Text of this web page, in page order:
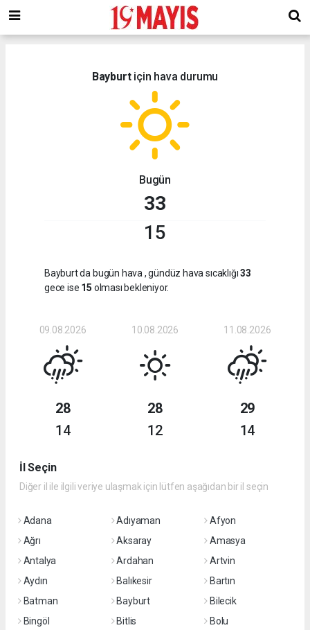
bonusu
veren
Bayburtiçin hava durumu
Bugün
33
15
Bayburt da bugün hava , gündüz hava sıcaklığı33
gece ise 15 olması bekleniyor.
09.08.2026
28
14
10.08.2026
28
12
11.08.2026
29
14
İl Seçin
Diğer il ile ilgili veriye ulaşmak için lütfen aşağıdan bir il seçin
Adana Adıyaman
Afyon
Ağrı
Aksaray
Amasya
Antalya
Ardahan
Artvin
Aydın
Balıkesir
Bartın
Batman
Bayburt
Bilecik
Bingöl
Bitlis
Bolu